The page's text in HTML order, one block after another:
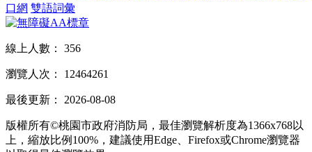
口網 雙語詞彙
線上人數： 356
瀏覽人次： 12464261
最後更新： 2026-08-08
版權所有©桃園市政府消防局，最佳瀏覽解析度為1366x768以
上，縮放比例100%，建議使用Edge、Firefox或Chrome瀏覽器